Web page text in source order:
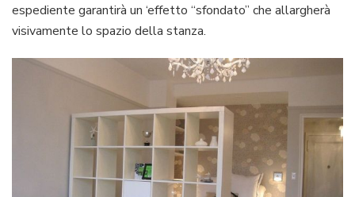
espediente garantirà un ‘effetto “sfondato” che allargherà
visivamente lo spazio della stanza.